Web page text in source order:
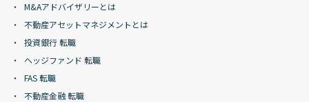
M&Aアドバイザリーとは
不動産アセットマネジメントとは
投資銀行 転職
ヘッジファンド 転職
FAS 転職
不動産金融 転職